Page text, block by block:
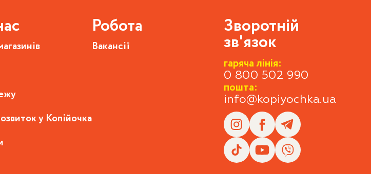
у Копійочка
Робота
Вакансії
Зворотній
зв'язок
гаряча лінія:
0 800 502 990
пошта:
info@kopiyochka.ua